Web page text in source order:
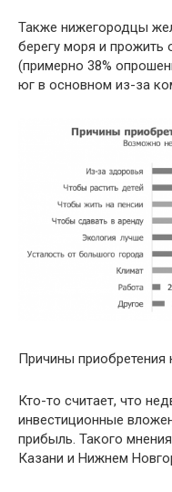
Также нижегородцы
берегу моря и прожить
(примерно 38%
юг в основном из-за
Причины
Кто-то считает, что
инвестиционные
прибыль. Такого
Казани и Нижнем